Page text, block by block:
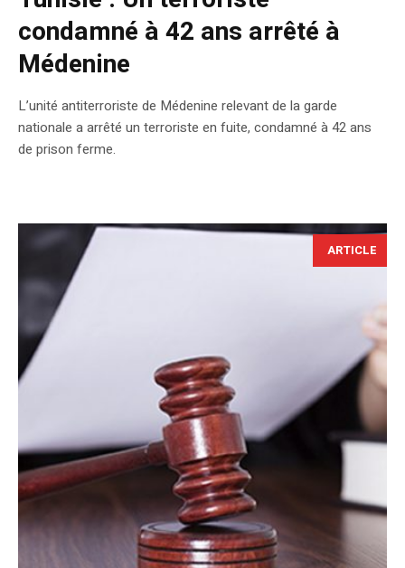
condamné à 42 ans arrêté à
Médenine
L’unité antiterroriste de Médenine relevant de la garde
nationale a arrêté un terroriste en fuite, condamné à 42 ans
de prison ferme.
ARTICLE